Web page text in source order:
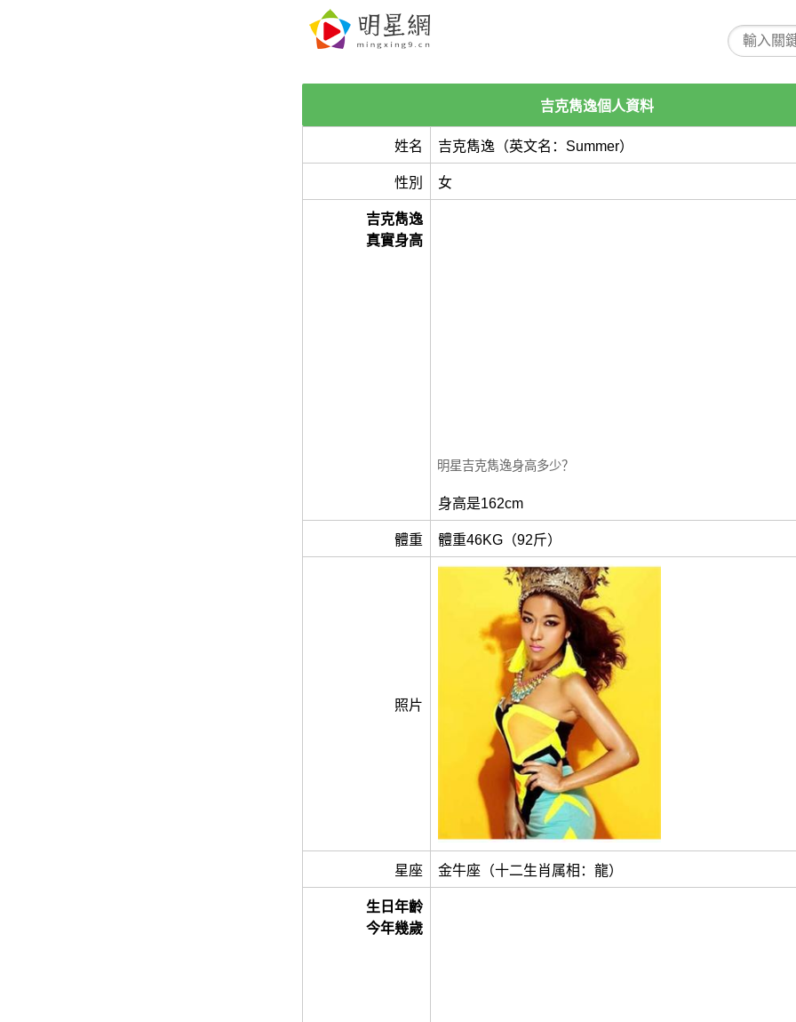
吉克雋逸個人資料
姓名 吉克雋逸（英文名：Summer）
性別 女
吉克雋逸
真實身高
明星吉克雋逸身高多少？
身高是162cm
體重 體重46KG（92斤）
照片
星座 金牛座（十二生肖属相：龍）
生日年齡
今年幾歲